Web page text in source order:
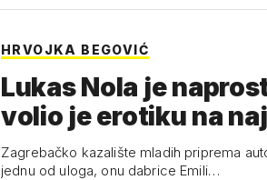
HRVOJKA BEGOVIĆ
Lukas Nola je
volio je erotiku na
Zagrebačko kazalište mladih priprema
jednu od uloga, onu dabrice Emili…